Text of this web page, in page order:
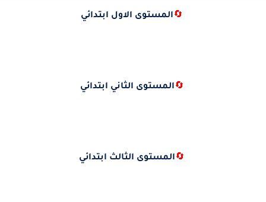
🔄المستوى الاول ابتدائي
🔄المستوى الثاني ابتدائي
🔄المستوى الثالث ابتدائي